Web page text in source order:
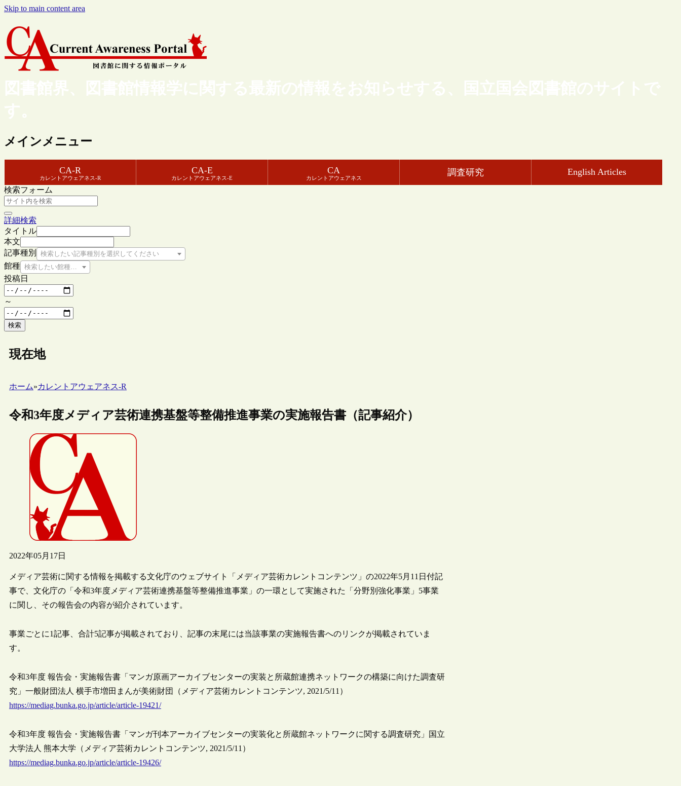
Skip to main content area
図書館界、図書館情報学に関する最新の情報をお知らせする、国立国会図書館のサイトで
す。
メインメニュー
CA-R
カレントアウェアネス-R
CA-E
カレントアウェアネス-E
CA
カレントアウェアネス
調査研究 English Articles
検索フォーム
詳細検索
タイトル
本文
記事種別
検索したい記事種別を選択してください
館種 検索したい館種を選択してください
投稿日
～
検索
現在地
ホーム»カレントアウェアネス-R
令和3年度メディア芸術連携基盤等整備推進事業の実施報告書（記事紹介）
2022年05月17日
メディア芸術に関する情報を掲載する文化庁のウェブサイト「メディア芸術カレントコンテンツ」の2022年5月11日付記
事で、文化庁の「令和3年度メディア芸術連携基盤等整備推進事業」の一環として実施された「分野別強化事業」5事業
に関し、その報告会の内容が紹介されています。
事業ごとに1記事、合計5記事が掲載されており、記事の末尾には当該事業の実施報告書へのリンクが掲載されていま
す。
令和3年度 報告会・実施報告書「マンガ原画アーカイブセンターの実装と所蔵館連携ネットワークの構築に向けた調査研
究」一般財団法人 横手市増田まんが美術財団（メディア芸術カレントコンテンツ, 2021/5/11）
https://mediag.bunka.go.jp/article/article-19421/
令和3年度 報告会・実施報告書「マンガ刊本アーカイブセンターの実装化と所蔵館ネットワークに関する調査研究」国立
大学法人 熊本大学（メディア芸術カレントコンテンツ, 2021/5/11）
https://mediag.bunka.go.jp/article/article-19426/